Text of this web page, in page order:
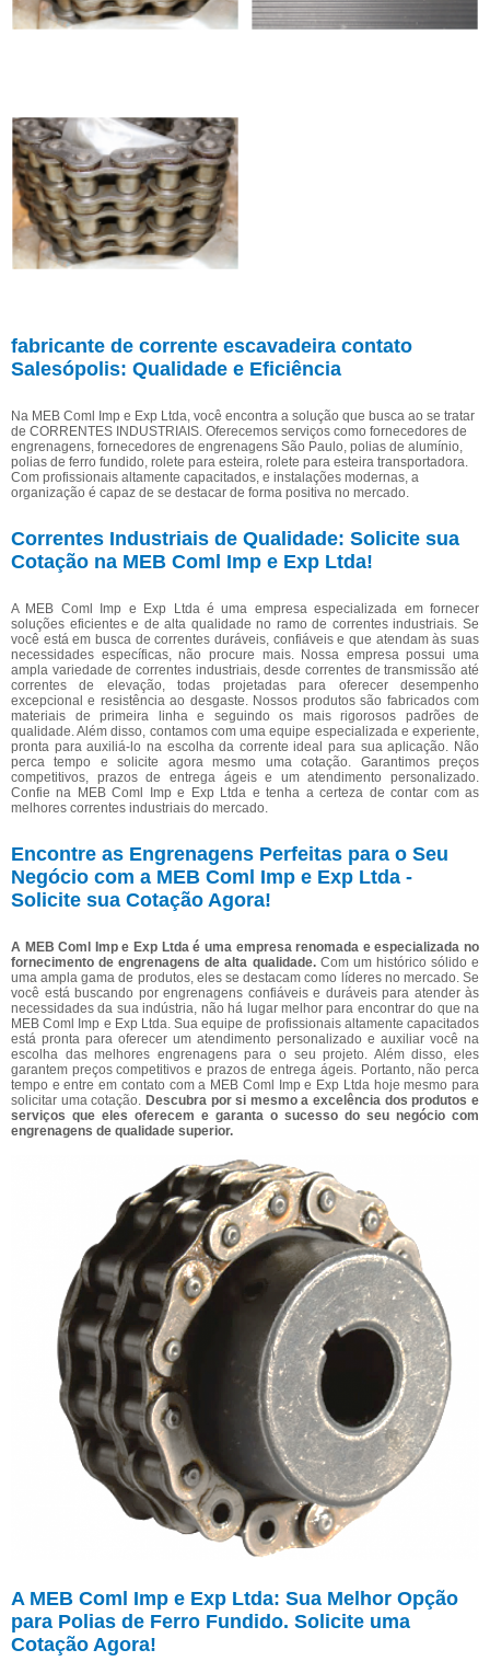
fabricante de corrente escavadeira contato
Salesópolis: Qualidade e Eficiência
Na MEB Coml Imp e Exp Ltda, você encontra a solução que busca ao se tratar
de CORRENTES INDUSTRIAIS. Oferecemos serviços como fornecedores de
engrenagens, fornecedores de engrenagens São Paulo, polias de alumínio,
polias de ferro fundido, rolete para esteira, rolete para esteira transportadora.
Com profissionais altamente capacitados, e instalações modernas, a
organização é capaz de se destacar de forma positiva no mercado.
Correntes Industriais de Qualidade: Solicite sua
Cotação na MEB Coml Imp e Exp Ltda!
A MEB Coml Imp e Exp Ltda é uma empresa especializada em fornecer
soluções eficientes e de alta qualidade no ramo de correntes industriais. Se
você está em busca de correntes duráveis, confiáveis e que atendam às suas
necessidades específicas, não procure mais. Nossa empresa possui uma
ampla variedade de correntes industriais, desde correntes de transmissão até
correntes de elevação, todas projetadas para oferecer desempenho
excepcional e resistência ao desgaste. Nossos produtos são fabricados com
materiais de primeira linha e seguindo os mais rigorosos padrões de
qualidade. Além disso, contamos com uma equipe especializada e experiente,
pronta para auxiliá-lo na escolha da corrente ideal para sua aplicação. Não
perca tempo e solicite agora mesmo uma cotação. Garantimos preços
competitivos, prazos de entrega ágeis e um atendimento personalizado.
Confie na MEB Coml Imp e Exp Ltda e tenha a certeza de contar com as
melhores correntes industriais do mercado.
Encontre as Engrenagens Perfeitas para o Seu
Negócio com a MEB Coml Imp e Exp Ltda -
Solicite sua Cotação Agora!
A MEB Coml Imp e Exp Ltda é uma empresa renomada e especializada no
fornecimento de engrenagens de alta qualidade.Com um histórico sólido e
uma ampla gama de produtos, eles se destacam como líderes no mercado. Se
você está buscando por engrenagens confiáveis e duráveis para atender às
necessidades da sua indústria, não há lugar melhor para encontrar do que na
MEB Coml Imp e Exp Ltda. Sua equipe de profissionais altamente capacitados
está pronta para oferecer um atendimento personalizado e auxiliar você na
escolha das melhores engrenagens para o seu projeto. Além disso, eles
garantem preços competitivos e prazos de entrega ágeis. Portanto, não perca
tempo e entre em contato com a MEB Coml Imp e Exp Ltda hoje mesmo para
solicitar uma cotação. Descubra por si mesmo a excelência dos produtos e
serviços que eles oferecem e garanta o sucesso do seu negócio com
engrenagens de qualidade superior.
A MEB Coml Imp e Exp Ltda: Sua Melhor Opção
para Polias de Ferro Fundido. Solicite uma
Cotação Agora!